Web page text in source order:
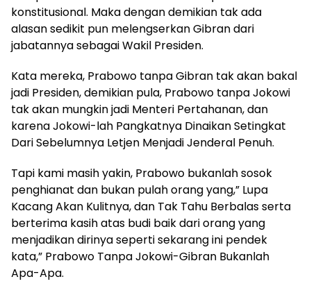
konstitusional. Maka dengan demikian tak ada
alasan sedikit pun melengserkan Gibran dari
jabatannya sebagai Wakil Presiden.
Kata mereka, Prabowo tanpa Gibran tak akan bakal
jadi Presiden, demikian pula, Prabowo tanpa Jokowi
tak akan mungkin jadi Menteri Pertahanan, dan
karena Jokowi-lah Pangkatnya Dinaikan Setingkat
Dari Sebelumnya Letjen Menjadi Jenderal Penuh.
Tapi kami masih yakin, Prabowo bukanlah sosok
penghianat dan bukan pulah orang yang,” Lupa
Kacang Akan Kulitnya, dan Tak Tahu Berbalas serta
berterima kasih atas budi baik dari orang yang
menjadikan dirinya seperti sekarang ini pendek
kata,” Prabowo Tanpa Jokowi-Gibran Bukanlah
Apa-Apa.